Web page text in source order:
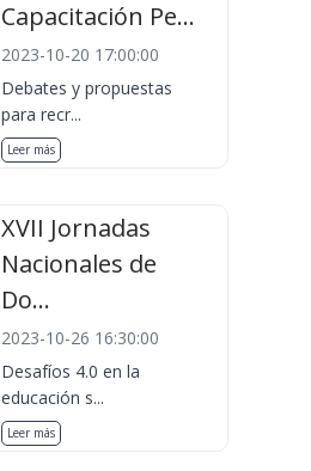
Capacitación Pe...
2023-10-20 17:00:00
Debates y propuestas
para recr...
Leer más
XVII Jornadas
Nacionales de
Do...
2023-10-26 16:30:00
Desafíos 4.0 en la
educación s...
Leer más